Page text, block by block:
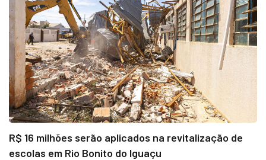
R$ 16 milhões serão aplicados na revitalização de
escolas em Rio Bonito do Iguaçu